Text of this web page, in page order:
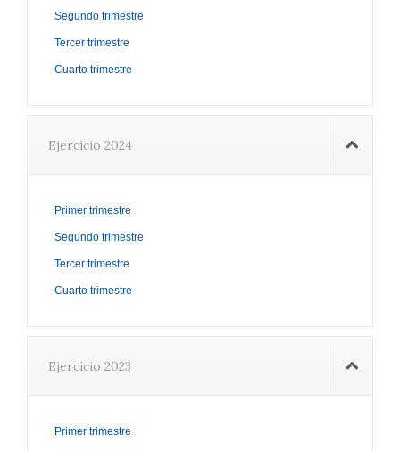
Segundo trimestre
Tercer trimestre
Cuarto trimestre
Ejercicio 2024
Primer trimestre
Segundo trimestre
Tercer trimestre
Cuarto trimestre
Ejercicio 2023
Primer trimestre